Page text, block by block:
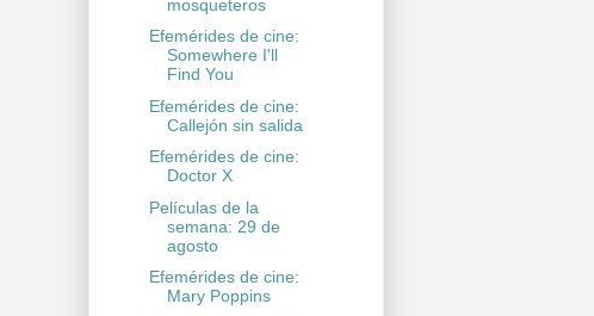
mosqueteros
Efemérides de cine:
Somewhere I'll
Find You
Efemérides de cine:
Callejón sin salida
Efemérides de cine:
Doctor X
Películas de la
semana: 29 de
agosto
Efemérides de cine:
Mary Poppins